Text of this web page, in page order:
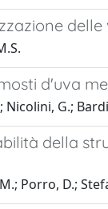
d'uva
G.;
della
Porro, D.;